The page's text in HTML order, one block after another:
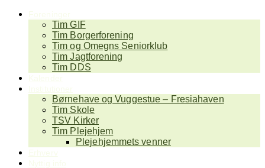
Tim GIF
Tim Borgerforening
Tim og Omegns Seniorklub
Tim Jagtforening
Tim DDS
Børnehave og Vuggestue – Fresiahaven
Tim Skole
TSV Kirker
Tim Plejehjem
Plejehjemmets venner